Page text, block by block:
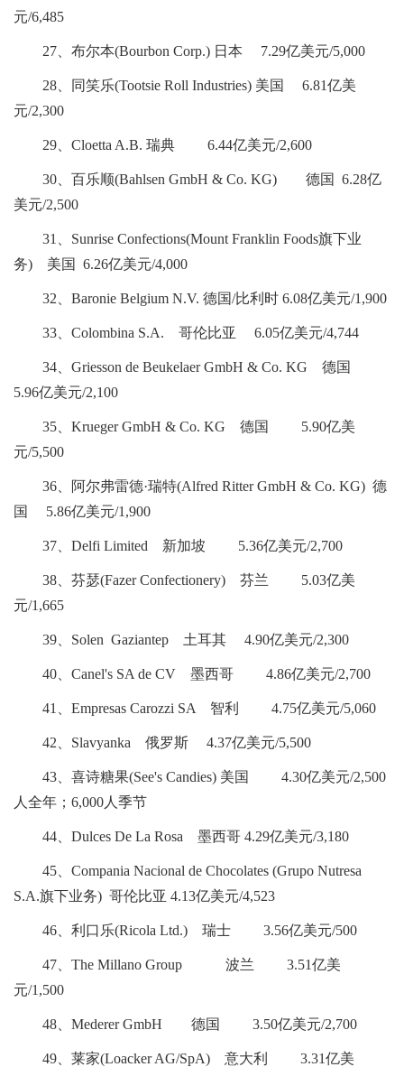
元/6,485
27、布尔本(Bourbon Corp.) 日本 7.29亿美元/5,000
28、同笑乐(Tootsie Roll Industries) 美国 6.81亿美
元/2,300
29、Cloetta A.B. 瑞典 6.44亿美元/2,600
30、百乐顺(Bahlsen GmbH & Co. KG) 德国 6.28亿
美元/2,500
31、Sunrise Confections(Mount Franklin Foods旗下业
务) 美国 6.26亿美元/4,000
32、Baronie Belgium N.V. 德国/比利时 6.08亿美元/1,900
33、Colombina S.A. 哥伦比亚 6.05亿美元/4,744
34、Griesson de Beukelaer GmbH & Co. KG 德国
5.96亿美元/2,100
35、Krueger GmbH & Co. KG 德国 5.90亿美
元/5,500
36、阿尔弗雷德·瑞特(Alfred Ritter GmbH & Co. KG) 德
国 5.86亿美元/1,900
37、Delfi Limited 新加坡 5.36亿美元/2,700
38、芬瑟(Fazer Confectionery) 芬兰 5.03亿美
元/1,665
39、Solen Gaziantep 土耳其 4.90亿美元/2,300
40、Canel's SA de CV 墨西哥 4.86亿美元/2,700
41、Empresas Carozzi SA 智利 4.75亿美元/5,060
42、Slavyanka 俄罗斯 4.37亿美元/5,500
43、喜诗糖果(See's Candies) 美国 4.30亿美元/2,500
人全年；6,000人季节
44、Dulces De La Rosa 墨西哥 4.29亿美元/3,180
45、Compania Nacional de Chocolates (Grupo Nutresa
S.A.旗下业务) 哥伦比亚 4.13亿美元/4,523
46、利口乐(Ricola Ltd.) 瑞士 3.56亿美元/500
47、The Millano Group 波兰 3.51亿美
元/1,500
48、Mederer GmbH 德国 3.50亿美元/2,700
49、莱家(Loacker AG/SpA) 意大利 3.31亿美